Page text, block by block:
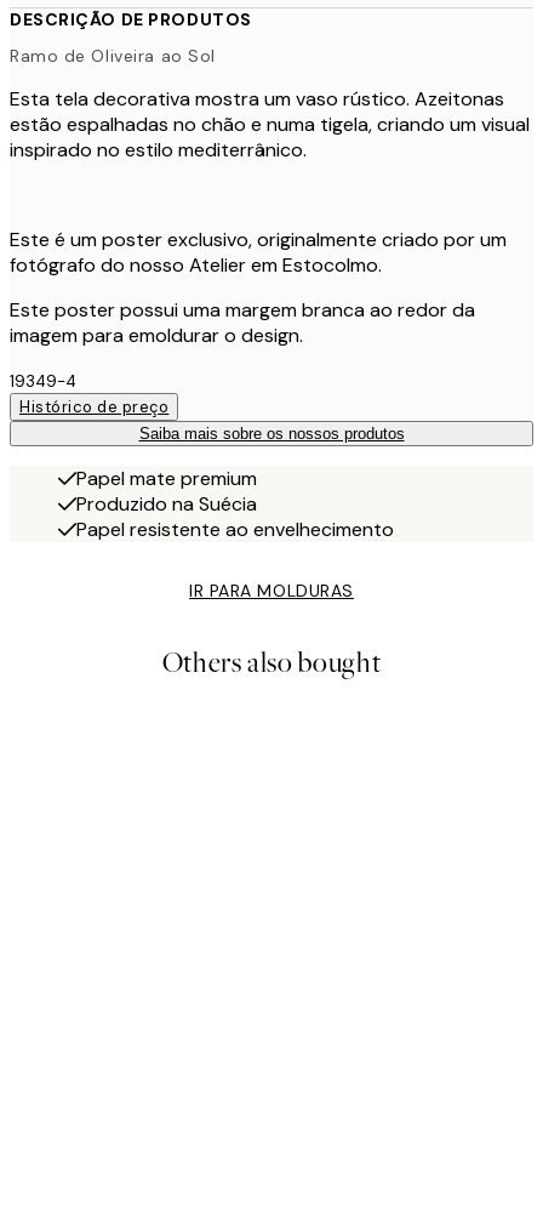
DESCRIÇÃO DE PRODUTOS
Ramo de Oliveira ao Sol
Esta tela decorativa mostra um vaso rústico. Azeitonas
estão espalhadas no chão e numa tigela, criando um visual
inspirado no estilo mediterrânico.
Este é um poster exclusivo, originalmente criado por um
fotógrafo do nosso Atelier em Estocolmo.
Este poster possui uma margem branca ao redor da
imagem para emoldurar o design.
19349-4
Histórico de preço
Saiba mais sobre os nossos produtos
Papel mate premium
Produzido na Suécia
Papel resistente ao envelhecimento
IR PARA MOLDURAS
Others also bought